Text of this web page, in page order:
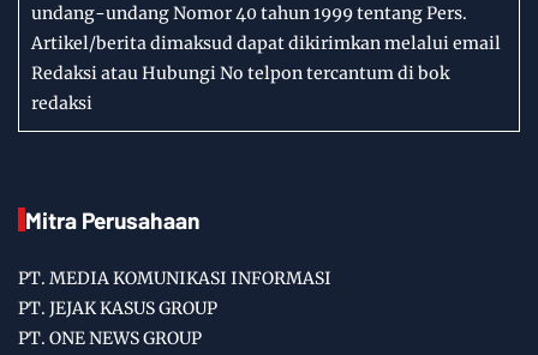
undang-undang Nomor 40 tahun 1999 tentang Pers.
Artikel/berita dimaksud dapat dikirimkan melalui email
Redaksi atau Hubungi No telpon tercantum di bok
redaksi
Mitra Perusahaan
PT. MEDIA KOMUNIKASI INFORMASI
PT. JEJAK KASUS GROUP
PT. ONE NEWS GROUP